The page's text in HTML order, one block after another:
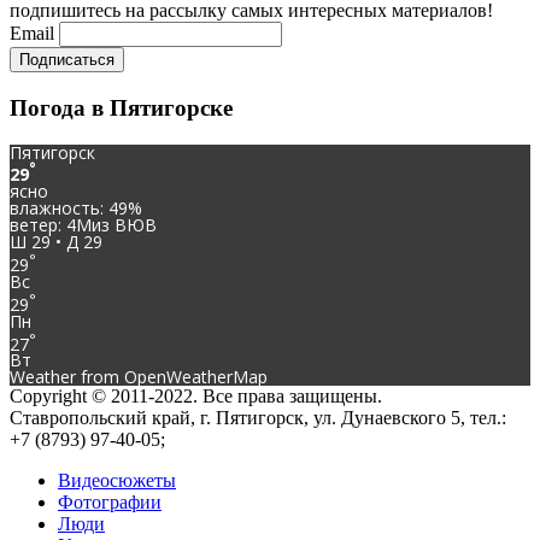
подпишитесь на рассылку самых интересных материалов!
Email
Погода в Пятигорске
Пятигорск
29°
ясно
влажность: 49%
ветер: 4Миз ВЮВ
Ш 29 • Д 29
29°
Вс
29°
Пн
27°
Вт
Weather from OpenWeatherMap
Copyright © 2011-2022. Все права защищены.
Ставропольский край, г. Пятигорск, ул. Дунаевского 5, тел.:
+7 (8793) 97-40-05;
Видеосюжеты
Фотографии
Люди